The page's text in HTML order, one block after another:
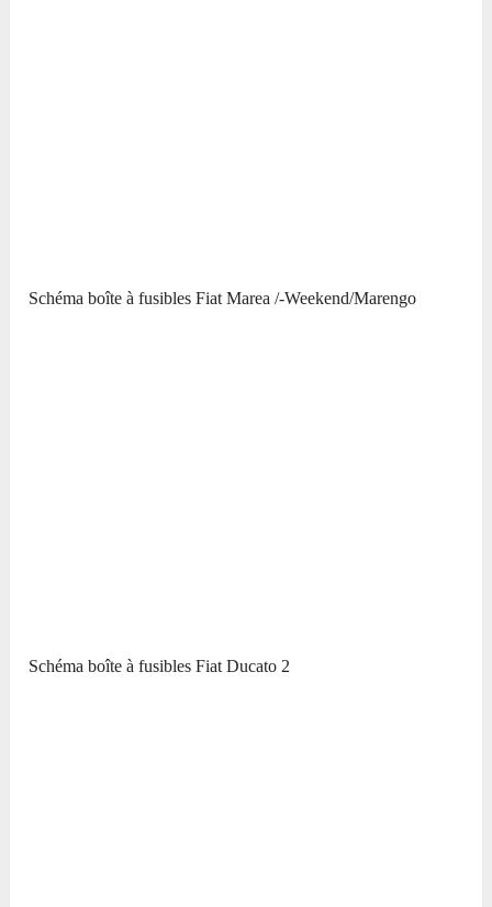
Schéma boîte à fusibles Fiat Marea /-Weekend/Marengo
Schéma boîte à fusibles Fiat Ducato 2